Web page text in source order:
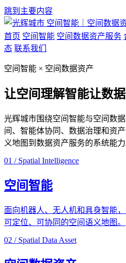
跳到主要内容
空间智能｜空间数据
首页 空间智能 空间数据资产服务
态 联系我们
空间智能 × 空间数据资产
让空间理解智能让数
光辉城市围绕空间智能与空间数
间、智能体协同、数据治理和资
义地图到数据资产服务的系统能力
01 / Spatial Intelligence
空间智能
面向机器人、无人机和具身智能
可定位、可协同的空间语义地图。
02 / Spatial Data Asset